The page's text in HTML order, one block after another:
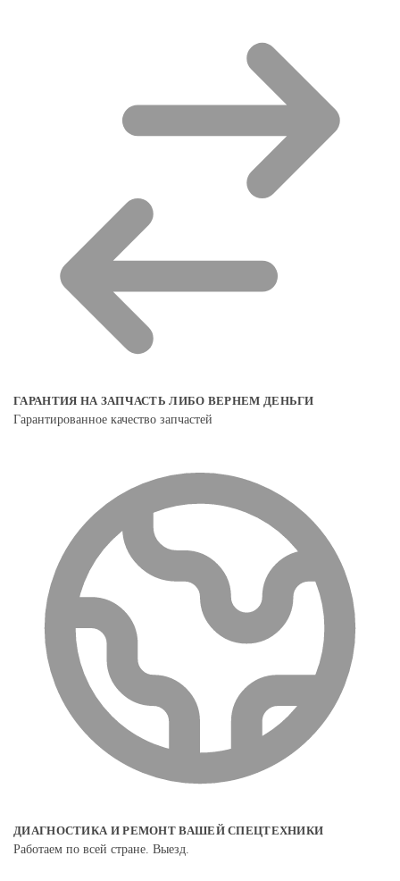
ГАРАНТИЯ НА ЗАПЧАСТЬ ЛИБО ВЕРНЕМ ДЕНЬГИ
Гарантированное качество запчастей
ДИАГНОСТИКА И РЕМОНТ ВАШЕЙ СПЕЦТЕХНИКИ
Работаем по всей стране. Выезд.